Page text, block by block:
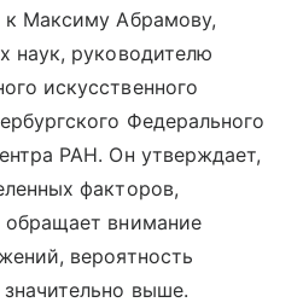
к Максиму Абрамову,
наук, руководителю
искусственного
Федерального
РАН. Он утверждает,
факторов,
обращает внимание
вероятность
выше.